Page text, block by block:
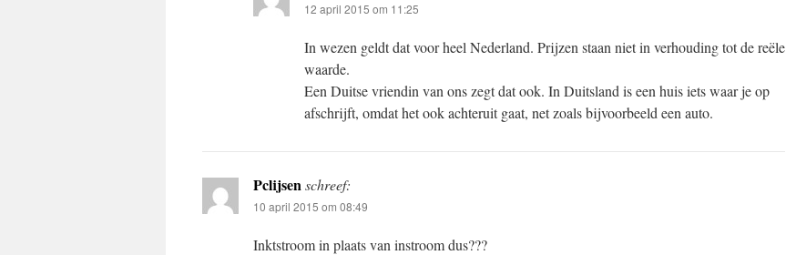
12 april 2015 om 11:25
In wezen geldt dat voor heel Nederland. Prijzen staan niet in verhouding tot de reële
waarde.
Een Duitse vriendin van ons zegt dat ook. In Duitsland is een huis iets waar je op
afschrijft, omdat het ook achteruit gaat, net zoals bijvoorbeeld een auto.
Pclijsenschreef:
10 april 2015 om 08:49
Inktstroom in plaats van instroom dus???